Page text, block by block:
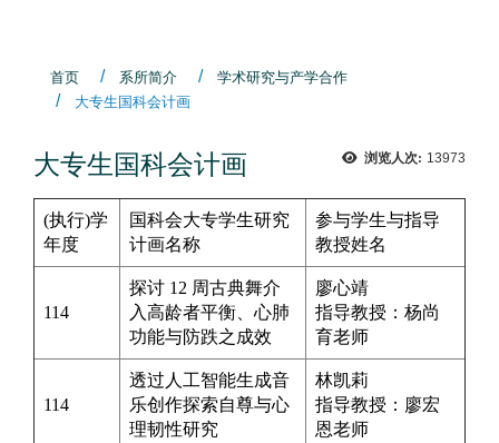
首页 系所简介
学术研究与产学合作
大专生国科会计画
浏览人次: 13973
大专生国科会计画
(执行)学
年度
国科会大专学生研究
计画名称
参与学生与指导
教授姓名
114
探讨 12 周古典舞介
入高龄者平衡、心肺
功能与防跌之成效
廖心靖
指导教授：杨尚
育老师
114
透过人工智能生成音
乐创作探索自尊与心
理韧性研究
林凯莉
指导教授： 廖宏
恩老师